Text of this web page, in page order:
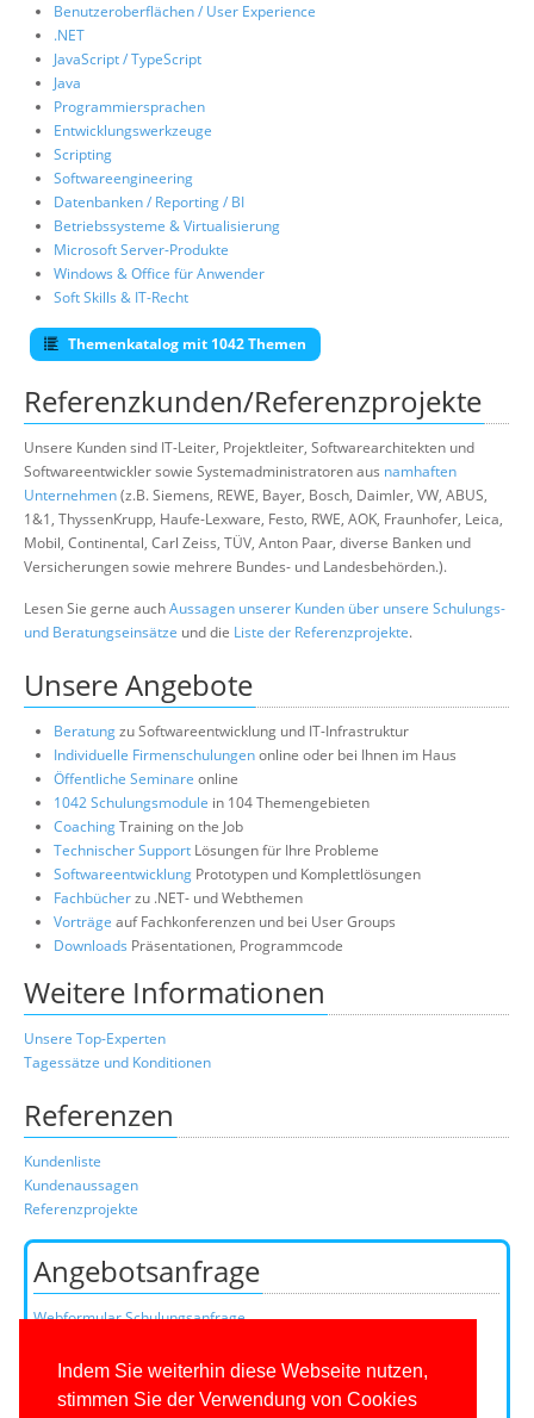
Indem Sie weiterhin diese Webseite nutzen,
stimmen Sie der Verwendung von Cookies
Benutzeroberflächen / User Experience
.NET
JavaScript / TypeScript
Java
Programmiersprachen
Entwicklungswerkzeuge
Scripting
Softwareengineering
Datenbanken / Reporting / BI
Betriebssysteme & Virtualisierung
Microsoft Server-Produkte
Windows & Office für Anwender
Soft Skills & IT-Recht
Themenkatalog mit 1042 Themen
Referenzkunden/Referenzprojekte
Unsere Kunden sind IT-Leiter, Projektleiter, Softwarearchitekten und
Softwareentwickler sowie Systemadministratoren aus namhaften
Unternehmen(z.B. Siemens, REWE, Bayer, Bosch, Daimler, VW, ABUS,
1&1, ThyssenKrupp, Haufe-Lexware, Festo, RWE, AOK, Fraunhofer, Leica,
Mobil, Continental, Carl Zeiss, TÜV, Anton Paar, diverse Banken und
Versicherungen sowie mehrere Bundes- und Landesbehörden.).
Lesen Sie gerne auchAussagen unserer Kunden über unsere Schulungs-
und Beratungseinsätze und die Liste der Referenzprojekte.
Unsere Angebote
Beratungzu Softwareentwicklung und IT-Infrastruktur
Individuelle Firmenschulungenonline oder bei Ihnen im Haus
Öffentliche Seminare online
1042 Schulungsmodule in 104 Themengebieten
CoachingTraining on the Job
Technischer Support Lösungen für Ihre Probleme
Softwareentwicklung Prototypen und Komplettlösungen
Fachbücherzu .NET- und Webthemen
Vorträge auf Fachkonferenzen und bei User Groups
Downloads Präsentationen, Programmcode
Weitere Informationen
Unsere Top-Experten
Tagessätze und Konditionen
Referenzen
Kundenliste
Kundenaussagen
Referenzprojekte
Angebotsanfrage
Webformular Schulungsanfrage
oder über unser Kundenteam:
Telefon
0201/649590-0
(Mo-Fr 9-16 Uhr)
E-Mail: